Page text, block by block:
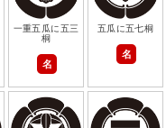
一重五瓜に五三
桐
名
五瓜に五七桐
名